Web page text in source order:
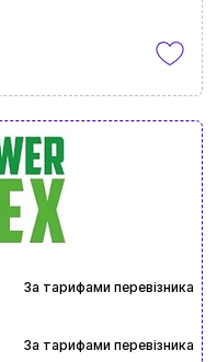
За тарифами перевізника
За тарифами перевізника